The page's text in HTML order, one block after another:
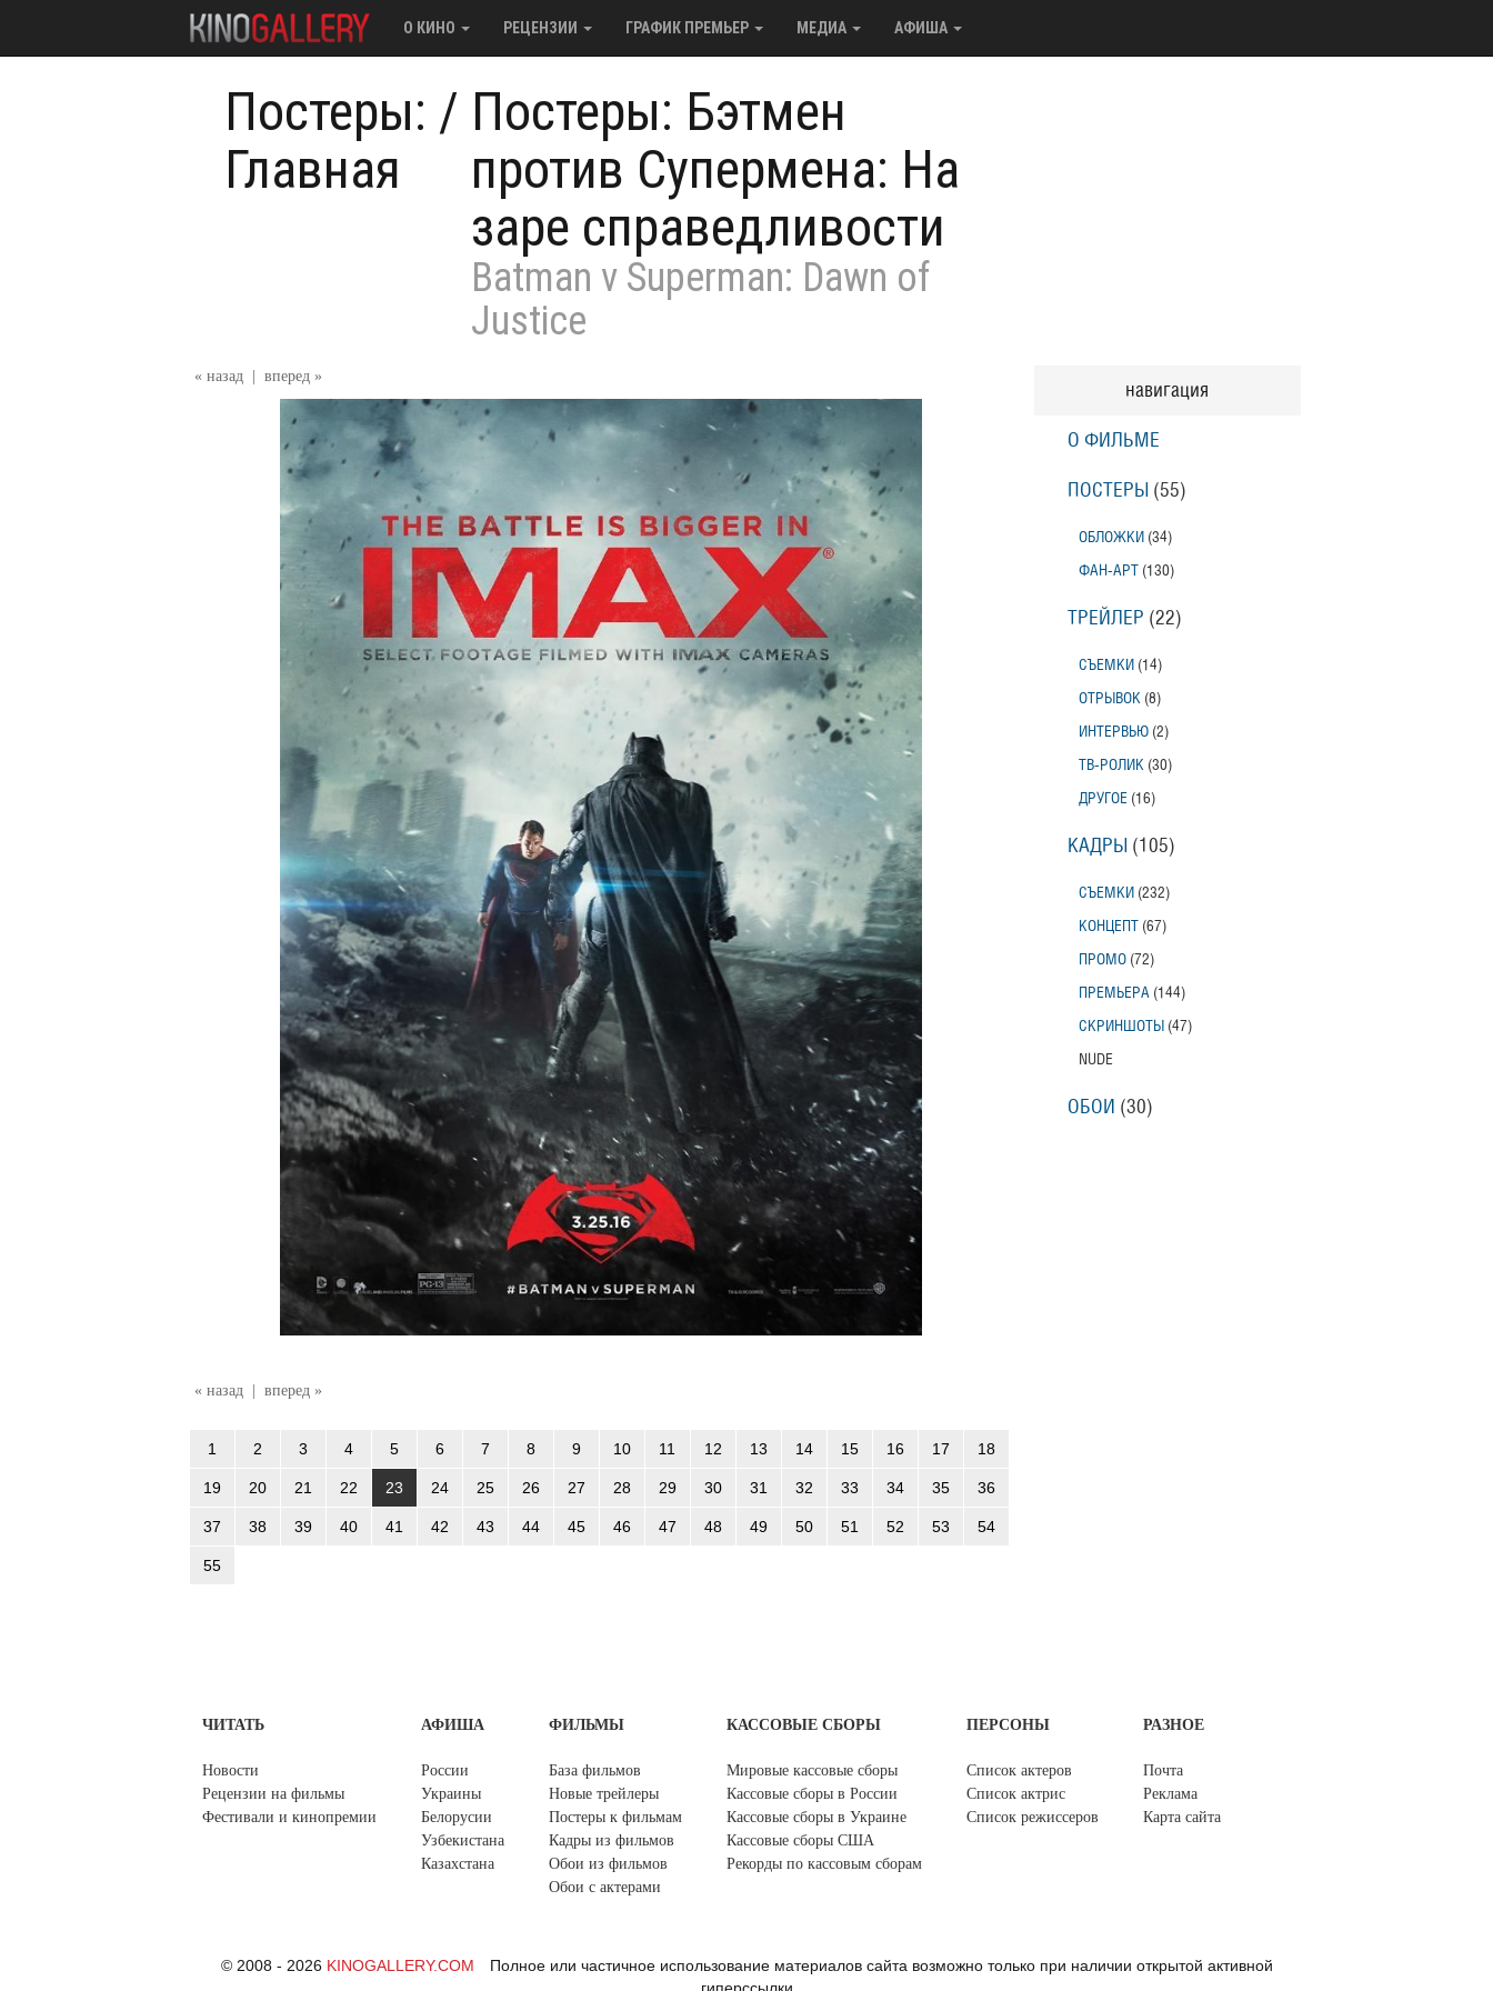
О КИНО РЕЦЕНЗИИ ГРАФИК ПРЕМЬЕР МЕДИА АФИША
Постеры:
Главная
/ Постеры: Бэтмен
против Супермена: На
заре справедливости
Batman v Superman: Dawn of
Justice
« назад вперед »
« назад вперед »
1 2 3 4 5 6 7 8 9 10 11 12 13 14 15 16 17 18
19 20 21 22 23 24 25 26 27 28 29 30 31 32 33 34 35 36
37 38 39 40 41 42 43 44 45 46 47 48 49 50 51 52 53 54
55
навигация
О ФИЛЬМЕ
ПОСТЕРЫ (55)
ОБЛОЖКИ (34)
ФАН-АРТ (130)
ТРЕЙЛЕР (22)
СЪЕМКИ (14)
ОТРЫВОК (8)
ИНТЕРВЬЮ (2)
ТВ-РОЛИК (30)
ДРУГОЕ (16)
КАДРЫ (105)
СЪЕМКИ (232)
КОНЦЕПТ (67)
ПРОМО (72)
ПРЕМЬЕРА (144)
СКРИНШОТЫ (47)
NUDE
ОБОИ (30)
ЧИТАТЬ
Новости
Рецензии на фильмы
Фестивали и кинопремии
АФИША
России
Украины
Белорусии
Узбекистана
Казахстана
ФИЛЬМЫ
База фильмов
Новые трейлеры
Постеры к фильмам
Кадры из фильмов
Обои из фильмов
Обои с актерами
КАССОВЫЕ СБОРЫ
Мировые кассовые сборы
Кассовые сборы в России
Кассовые сборы в Украине
Кассовые сборы США
Рекорды по кассовым сборам
ПЕРСОНЫ
Список актеров
Список актрис
Список режиссеров
РАЗНОЕ
Почта
Реклама
Карта сайта
© 2008 - 2026 KINOGALLERY.COM
Полное или частичное использование материалов сайта возможно только при наличии открытой активной